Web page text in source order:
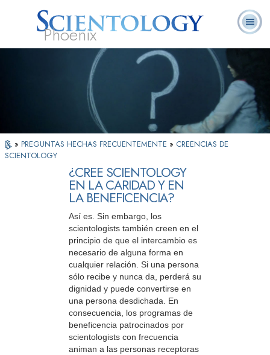
Phoenix
¿Qué es
Scientology?
Ministros
Voluntarios
Preguntas
Frecuentes
» PREGUNTAS HECHAS FRECUENTEMENTE » CREENCIAS DE
SCIENTOLOGY
¿CREE SCIENTOLOGY
EN LA CARIDAD Y EN
LA BENEFICENCIA?
Así es. Sin embargo, los
scientologists también creen en el
principio de que el intercambio es
necesario de alguna forma en
cualquier relación. Si una persona
sólo recibe y nunca da, perderá su
dignidad y puede convertirse en
una persona desdichada. En
consecuencia, los programas de
beneficencia patrocinados por
scientologists con frecuencia
animan a las personas receptoras